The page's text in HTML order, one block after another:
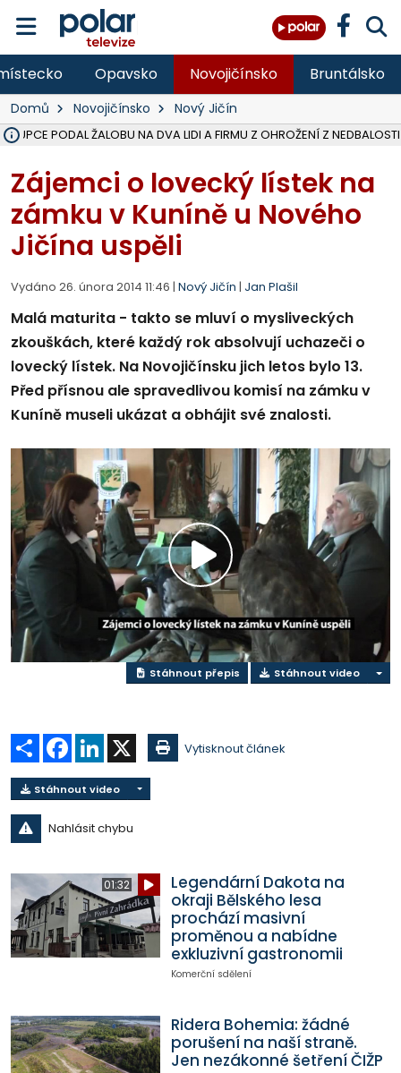
Opavsko Novojičínsko Bruntálsko
Domů Novojičínsko Nový Jičín
PODAL ŽALOBU NA DVA LIDI A FIRMU Z OHROŽENÍ Z NEDBALOSTI
Zájemci o lovecký lístek na
zámku v Kuníně u Nového
Jičína uspěli
Vydáno 26. února 2014 11:46 | Nový Jičín | Jan Plašil
Malá maturita - takto se mluví o mysliveckých
zkouškách, které každý rok absolvují uchazeči o
lovecký lístek. Na Novojičínsku jich letos bylo 13.
Před přísnou ale spravedlivou komisí na zámku v
Kuníně museli ukázat a obhájit své znalosti.
Přehrát
video
Stáhnout přepis Stáhnout video
Sdílet Facebook
LinkedIn Vytisknout článek
Stáhnout video
Nahlásit chybu
01:32
Legendární Dakota na
okraji Bělského lesa
prochází masivní
proměnou a nabídne
exkluzivní gastronomii
Komerční sdělení
Ridera Bohemia: žádné
porušení na naší straně.
Jen nezákonné šetření ČIŽP